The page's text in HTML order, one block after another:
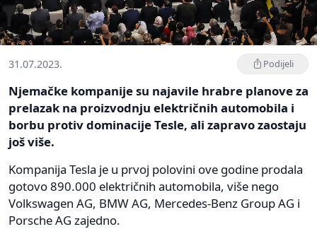
31.07.2023. Podijeli
Njemačke kompanije su najavile hrabre planove za
prelazak na proizvodnju električnih automobila i
borbu protiv dominacije Tesle, ali zapravo zaostaju
još više.
Kompanija Tesla je u prvoj polovini ove godine prodala
gotovo 890.000 električnih automobila, više nego
Volkswagen AG, BMW AG, Mercedes-Benz Group AG i
Porsche AG zajedno.